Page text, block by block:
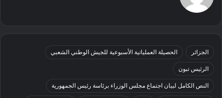
الجزائر الحصيلة العملياتية الأسبوعية للجيش الوطني الشعبي
الرئيس تبون
النص الكامل لبيان اجتماع مجلس الوزراء برئاسة رئيس الجمهورية